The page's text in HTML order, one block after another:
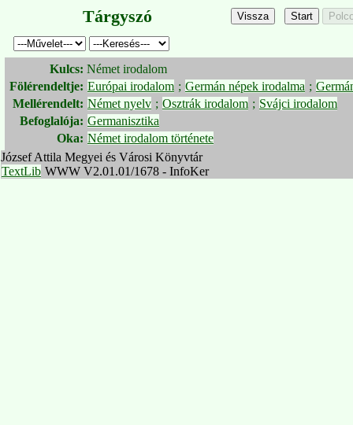
Tárgyszó
Kulcs: Német irodalom
Fölérendeltje: Európai irodalom ; Germán népek irodalma ;
Mellérendelt: Német nyelv ; Osztrák irodalom ; Svájci irodalom
Befoglalója: Germanisztika
Oka: Német irodalom története
József Attila Megyei és Városi Könyvtár
TextLib WWW V2.01.01/1678 - InfoKer